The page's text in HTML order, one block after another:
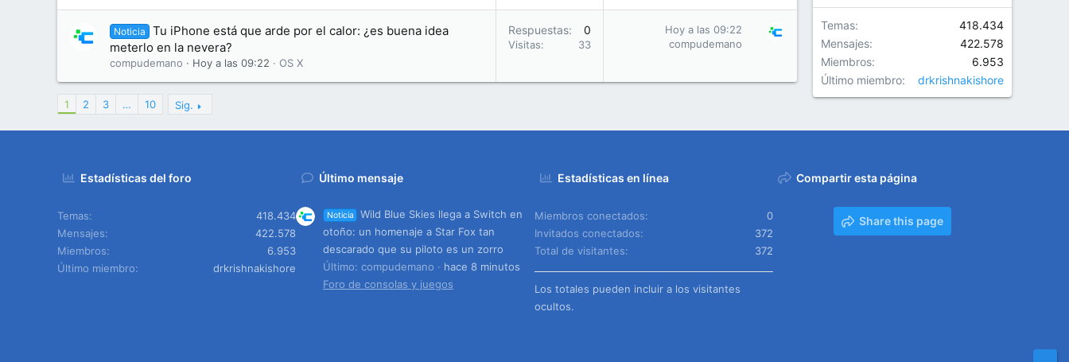
Noticia
Tu iPhone está que arde por el calor: ¿es buena idea
meterlo en la nevera?
compudemano Hoy a las 09:22 OS X
Respuestas 0
Visitas 33
Hoy a las 09:22
compudemano
1 2 3 … 10 Sig.
Temas
418.434
Mensajes
422.578
Miembros
6.953
Último miembro
drkrishnakishore
Estadísticas del foro
Temas
418.434
Mensajes
422.578
Miembros
6.953
Último miembro
drkrishnakishore
Último mensaje
Noticia
Wild Blue Skies llega a Switch en
otoño: un homenaje a Star Fox tan
descarado que su piloto es un zorro
Último: compudemano
hace 8 minutos
Foro de consolas y juegos
Estadísticas en línea
Miembros conectados
0
Invitados conectados
372
Total de visitantes
372
Los totales pueden incluir a los visitantes
ocultos.
Compartir esta página
Share this page